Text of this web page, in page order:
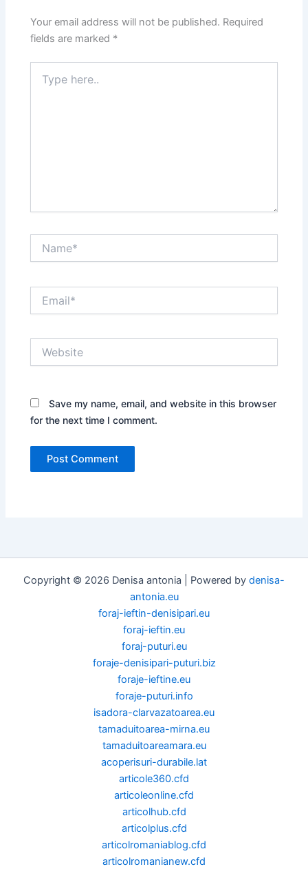
Your email address will not be published. Required
fields are marked *
here..
Save my name, email, and website in this browser
for the next time I comment.
Copyright © 2026 Denisa antonia | Powered by denisa-
antonia.eu
foraj-ieftin-denisipari.eu
foraj-ieftin.eu
foraj-puturi.eu
foraje-denisipari-puturi.biz
foraje-ieftine.eu
foraje-puturi.info
isadora-clarvazatoarea.eu
tamaduitoarea-mirna.eu
tamaduitoareamara.eu
acoperisuri-durabile.lat
articole360.cfd
articoleonline.cfd
articolhub.cfd
articolplus.cfd
articolromaniablog.cfd
articolromanianew.cfd